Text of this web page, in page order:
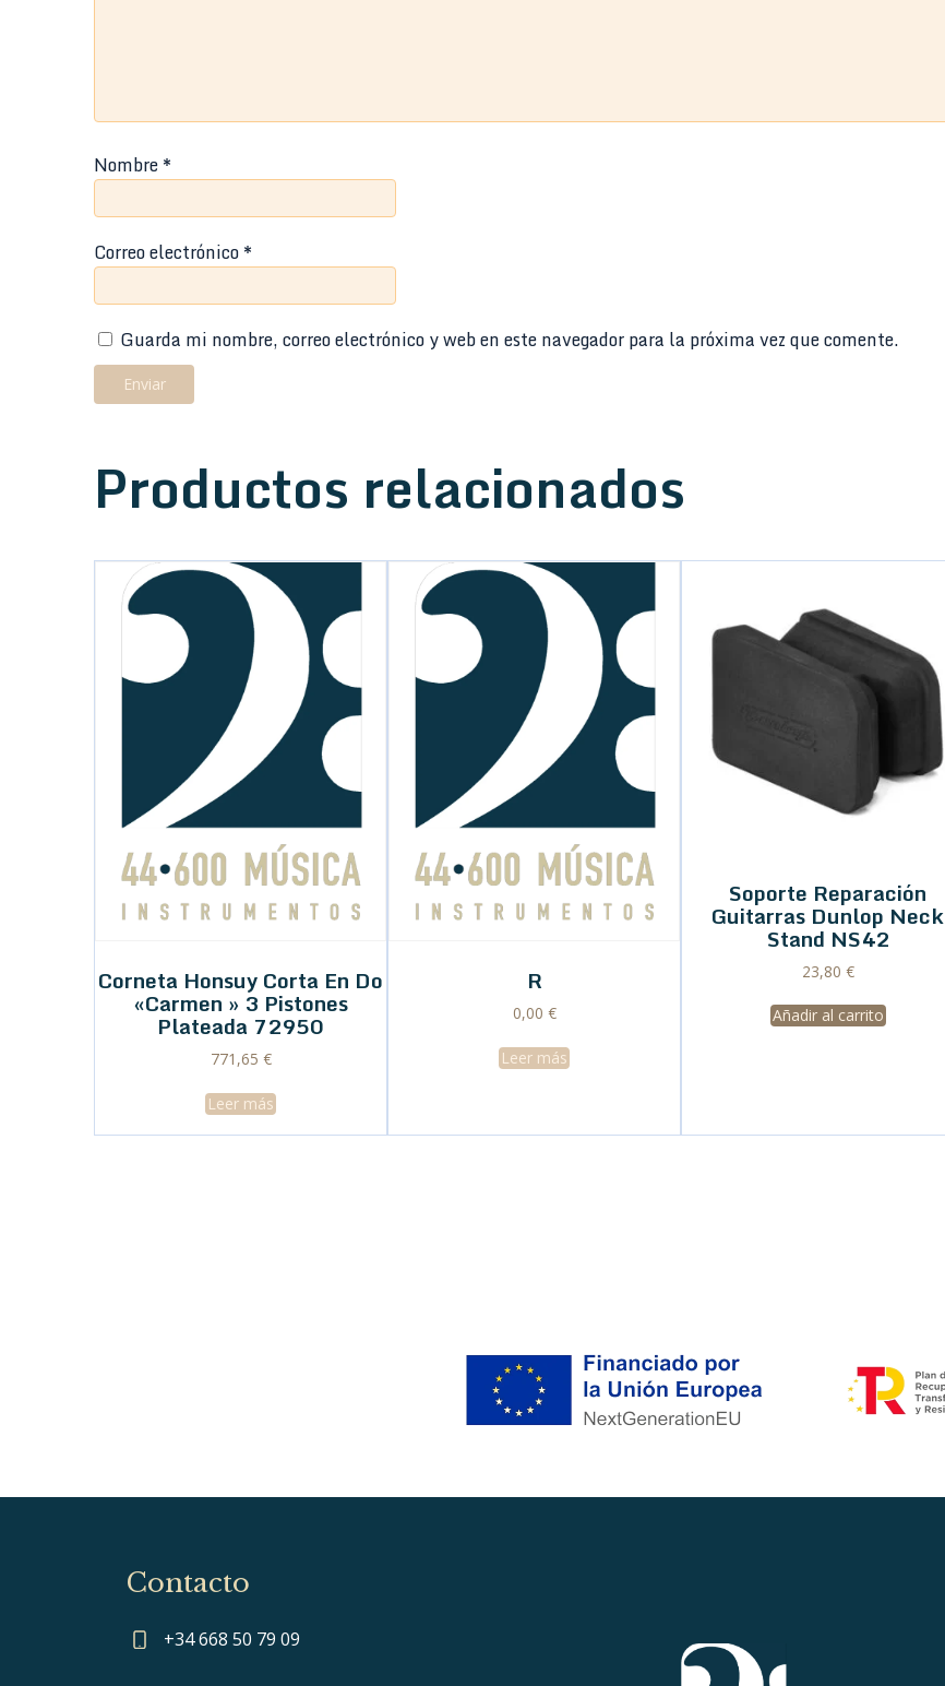
Nombre*
Correo electrónico*
Guarda mi nombre, correo electrónico y web en este navegador para la próxima vez que comente.
Productos relacionados
Corneta Honsuy Corta En Do
«Carmen » 3 Pistones
Plateada 72950
771,65 €
Leer más
R
0,00 €
Leer más
Soporte Reparación
Guitarras Dunlop Neck
Stand NS42
23,80 €
Añadir al carrito
Contacto
+34 668 50 79 09